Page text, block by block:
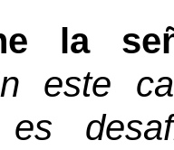
la
este
es